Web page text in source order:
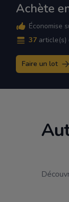
Achète
Économise
37 article(s)
Faire un lot